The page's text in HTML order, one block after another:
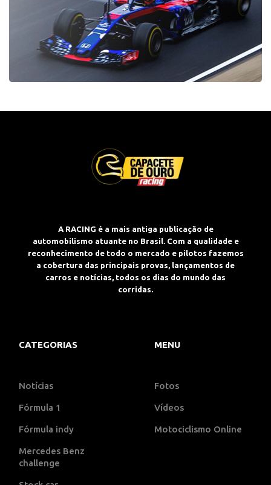
A RACING é a mais antiga publicação de
automobilismo atuante no Brasil. Com a qualidade e
reconhecimento de todo o mercado e pilotos fazemos
a cobertura das principais provas, lançamentos de
carros e notícias, todos os dias do mundo das
corridas.
CATEGORIAS
Notícias
Fórmula 1
Fórmula indy
Mercedes Benz
challenge
MENU
Fotos
Vídeos
Motociclismo Online